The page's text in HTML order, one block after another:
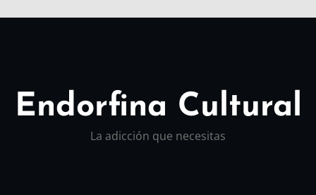
Endorfina Cultural
La adicción que necesitas